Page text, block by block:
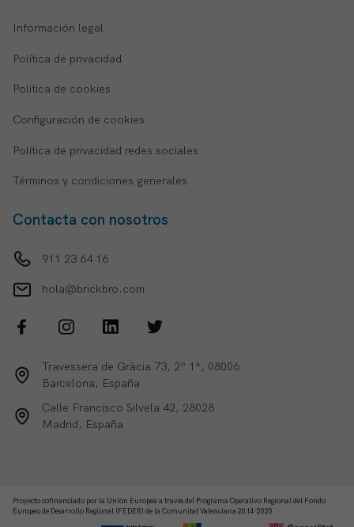
Información legal
Política de privacidad
Politica de cookies
Configuración de cookies
Política de privacidad redes sociales
Términos y condiciones generales
Contacta con nosotros
911 23 64 16
hola@brickbro.com
Travessera de Gràcia 73, 2º 1ª, 08006
Barcelona, España
Calle Francisco Silvela 42, 28028
Madrid, España
Proyecto cofinanciado por la Unión Europea a través del Programa Operativo Regional del Fondo
Europeo de Desarrollo Regional (FEDER) de la Comunitat Valenciana 2014-2020